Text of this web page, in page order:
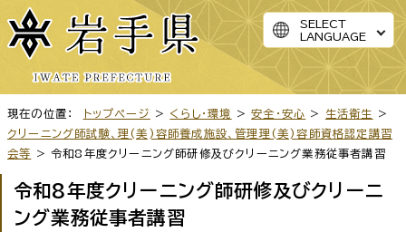
SELECT
LANGUAGE
現在の位置： トップページ > くらし・環境 >安全・安心 > 生活衛生
>
クリーニング師試験、理(美)容師養成施設、管理理(美)容師資格認定講習
会等
> 令和8年度クリーニング師研修及びクリーニング業務従事者講習
令和8年度クリーニング師研修及びクリーニ
ング業務従事者講習